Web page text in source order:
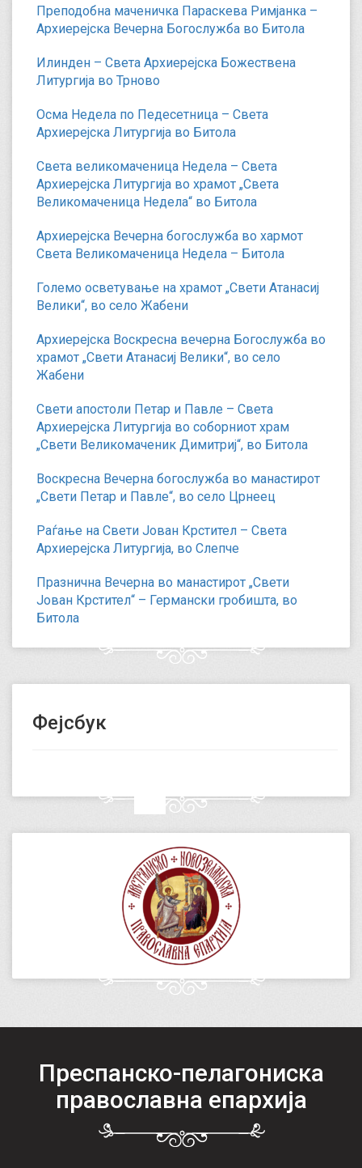
Преподобна маченичка Параскева Римјанка –
Архиерејска Вечерна Богослужба во Битола
Илинден – Света Архиерејска Божествена
Литургија во Трново
Осма Недела по Педесетница – Света
Архиерејска Литургија во Битола
Света великомаченица Недела – Света
Архиерејска Литургија во храмот „Света
Великомаченица Недела“ во Битола
Архиерејска Вечерна богослужба во хармот
Света Великомаченица Недела – Битола
Големо осветување на храмот „Свети Атанасиј
Велики“, во село Жабени
Архиерејска Воскресна вечерна Богослужба во
храмот „Свети Атанасиј Велики“, во село
Жабени
Свети апостоли Петар и Павле – Света
Архиерејска Литургија во соборниот храм
„Свети Великомаченик Димитриј“, во Битола
Воскресна Вечерна богослужба во манастирот
„Свети Петар и Павле“, во село Црнеец
Раѓање на Свети Јован Крстител – Света
Архиерејска Литургија, во Слепче
Празнична Вечерна во манастирот „Свети
Јован Крстител“ – Германски гробишта, во
Битола
Фејсбук
Преспанско-пелагониска
православна епархија